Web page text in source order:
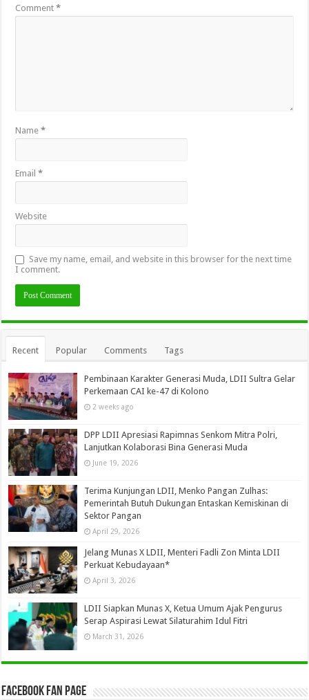
Comment*
Name*
Email*
Website
Save my name, email, and website in this browser for the next time
I comment.
Recent Popular Comments Tags
Pembinaan Karakter Generasi Muda, LDII Sultra Gelar
Perkemaan CAI ke-47 di Kolono
2 weeks ago
DPP LDII Apresiasi Rapimnas Senkom Mitra Polri,
Lanjutkan Kolaborasi Bina Generasi Muda
June 19, 2026
Terima Kunjungan LDII, Menko Pangan Zulhas:
Pemerintah Butuh Dukungan Entaskan Kemiskinan di
Sektor Pangan
April 29, 2026
Jelang Munas X LDII, Menteri Fadli Zon Minta LDII
Perkuat Kebudayaan*
April 3, 2026
LDII Siapkan Munas X, Ketua Umum Ajak Pengurus
Serap Aspirasi Lewat Silaturahim Idul Fitri
March 31, 2026
Facebook Fan Page